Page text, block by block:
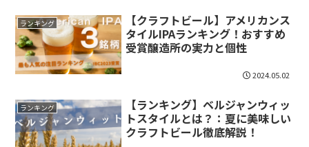
ランキング
【クラフトビール】アメリカンス
タイルIPAランキング！おすすめ
受賞醸造所の実力と個性
2024.05.02
ランキング
【ランキング】ベルジャンウィッ
トスタイルとは？：夏に美味しい
クラフトビール徹底解説！